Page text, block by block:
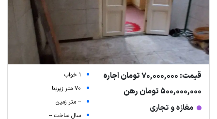
قیمت: 70,000,000 تومان اجاره
500,000,000 تومان رهن
مغازه و تجاری
1 خواب
70 متر زیربنا
-- متر زمین
سال ساخت --